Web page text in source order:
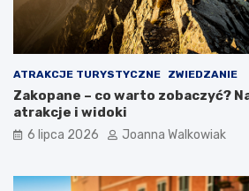
ATRAKCJE TURYSTYCZNE ZWIEDZANIE
Zakopane – co warto zobaczyć?
atrakcje i widoki
6 lipca 2026 Joanna Walkowiak